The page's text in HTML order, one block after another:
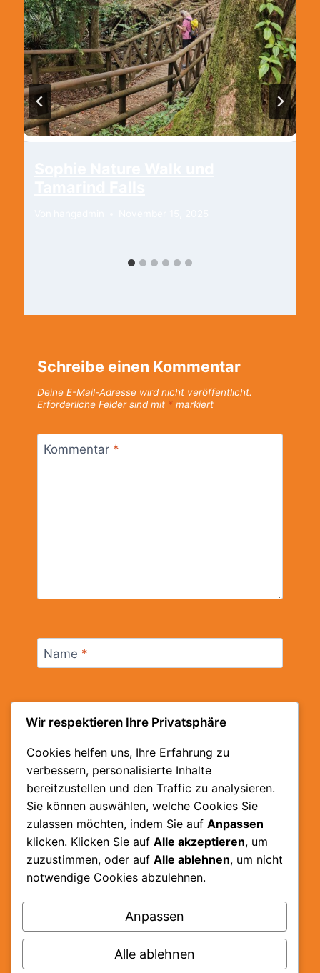
Schreibe einen Kommentar
Deine E-Mail-Adresse wird nicht veröffentlicht.
Erforderliche Felder sind mit * markiert
Kommentar *
Name *
E-Mail*
Website
Name, E-Mail-Adresse und Website in
diesem Browser für meinen nächsten
Kommentar speichern.
Wir respektieren Ihre Privatsphäre
Cookies helfen uns, Ihre Erfahrung zu
verbessern, personalisierte Inhalte
bereitzustellen und den Traffic zu analysieren.
Sie können auswählen, welche Cookies Sie
zulassen möchten, indem Sie auf Anpassen
klicken. Klicken Sie auf Alle akzeptieren, um
zuzustimmen, oder auf Alle ablehnen, um nicht
notwendige Cookies abzulehnen.
Anpassen
Alle ablehnen